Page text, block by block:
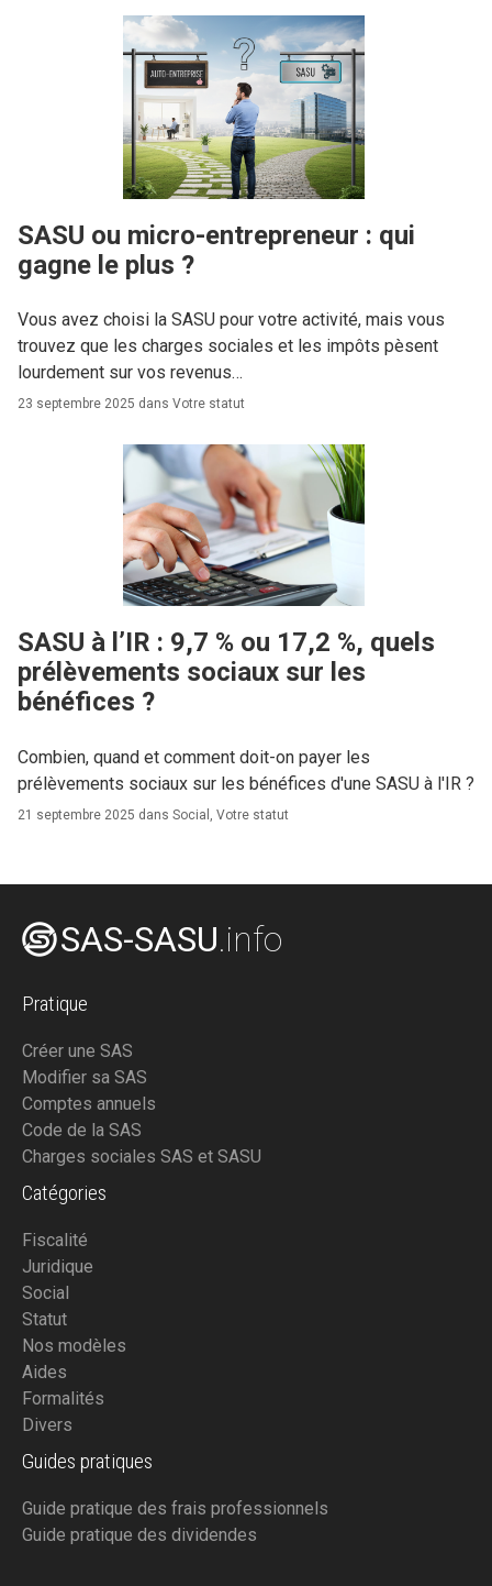
SASU ou micro-entrepreneur : qui
gagne le plus ?
Vous avez choisi la SASU pour votre activité, mais vous
trouvez que les charges sociales et les impôts pèsent
lourdement sur vos revenus…
23 septembre 2025 dans Votre statut
SASU à l’IR : 9,7 % ou 17,2 %, quels
prélèvements sociaux sur les
bénéfices ?
Combien, quand et comment doit-on payer les
prélèvements sociaux sur les bénéfices d'une SASU à l'IR ?
21 septembre 2025 dans Social , Votre statut
SAS-SASU.info
Pratique
Créer une SAS
Modifier sa SAS
Comptes annuels
Code de la SAS
Charges sociales SAS et SASU
Catégories
Fiscalité
Juridique
Social
Statut
Nos modèles
Aides
Formalités
Divers
Guides pratiques
Guide pratique des frais professionnels
Guide pratique des dividendes